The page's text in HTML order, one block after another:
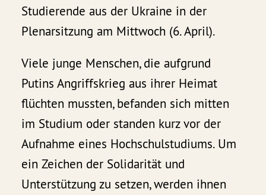
Studierende aus der Ukraine in der
Plenarsitzung am Mittwoch (6. April).
Viele junge Menschen, die aufgrund
Putins Angriffskrieg aus ihrer Heimat
flüchten mussten, befanden sich mitten
im Studium oder standen kurz vor der
Aufnahme eines Hochschulstudiums. Um
ein Zeichen der Solidarität und
Unterstützung zu setzen, werden ihnen